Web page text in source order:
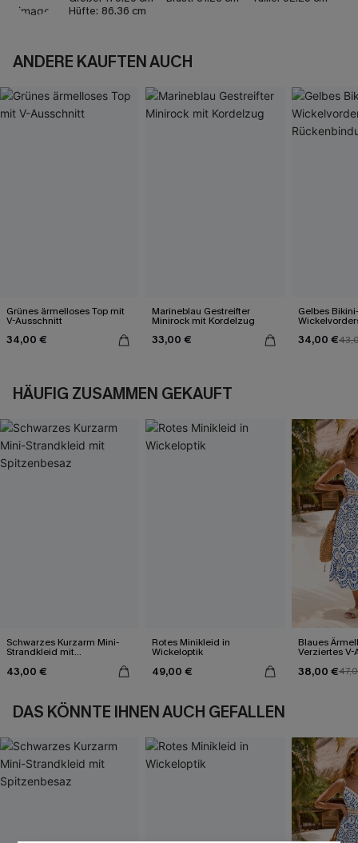
Hüfte: 86.36 cm
ANDERE KAUFTEN AUCH
Grünes ärmelloses Top mit
V-Ausschnitt
34,00 €
Marineblau Gestreifter
Minirock mit Kordelzug
33,00 €
Gelbes
34,00 €
HÄUFIG ZUSAMMEN GEKAUFT
Schwarzes Kurzarm Mini-
Strandkleid mit
43,00 €
Rotes Minikleid in
Wickeloptik
49,00 €
Blaues
Verziertes
38,00 €
DAS KÖNNTE IHNEN AUCH GEFALLEN